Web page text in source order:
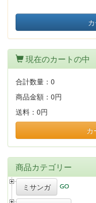
現在のカートの中
合計数量： 0
商品金額： 0円
送料： 0円
カ
商品カテゴリー
ミサンガ